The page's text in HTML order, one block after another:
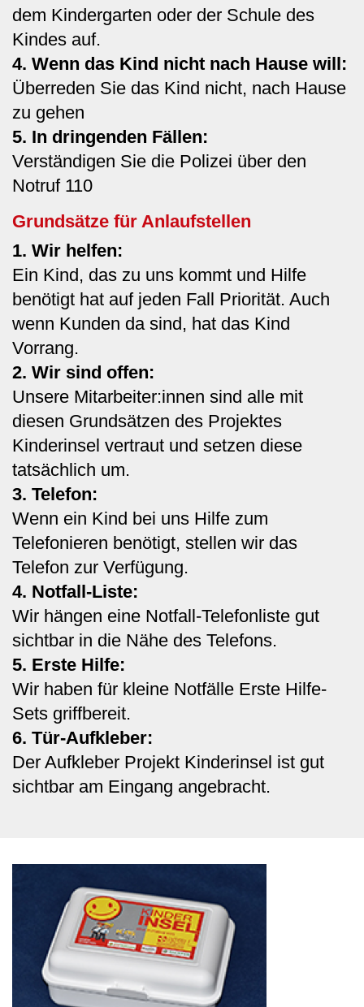
dem Kindergarten oder der Schule des
Kindes auf.
4. Wenn das Kind nicht nach Hause will:
Überreden Sie das Kind nicht, nach Hause
zu gehen
5. In dringenden Fällen:
Verständigen Sie die Polizei über den
Notruf 110
Grundsätze für Anlaufstellen
1. Wir helfen:
Ein Kind, das zu uns kommt und Hilfe
benötigt hat auf jeden Fall Priorität. Auch
wenn Kunden da sind, hat das Kind
Vorrang.
2. Wir sind offen:
Unsere Mitarbeiter:innen sind alle mit
diesen Grundsätzen des Projektes
Kinderinsel vertraut und setzen diese
tatsächlich um.
3. Telefon:
Wenn ein Kind bei uns Hilfe zum
Telefonieren benötigt, stellen wir das
Telefon zur Verfügung.
4. Notfall-Liste:
Wir hängen eine Notfall-Telefonliste gut
sichtbar in die Nähe des Telefons.
5. Erste Hilfe:
Wir haben für kleine Notfälle Erste Hilfe-
Sets griffbereit.
6. Tür-Aufkleber:
Der Aufkleber Projekt Kinderinsel ist gut
sichtbar am Eingang angebracht.